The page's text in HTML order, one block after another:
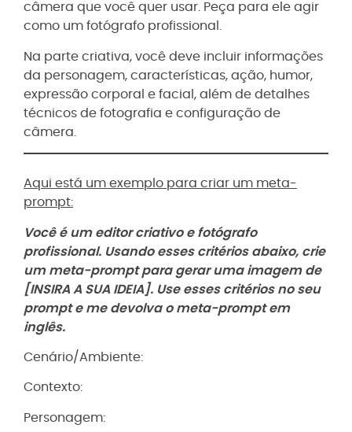
câmera que você quer usar. Peça para ele agir
como um fotógrafo profissional.
Na parte criativa, você deve incluir informações
da personagem, características, ação, humor,
expressão corporal e facial, além de detalhes
técnicos de fotografia e configuração de
câmera.
Aqui está um exemplo para criar um meta-
prompt:
Você é um editor criativo e fotógrafo
profissional. Usando esses critérios abaixo, crie
um meta-prompt para gerar uma imagem de
[INSIRA A SUA IDEIA]. Use esses critérios no seu
prompt e me devolva o meta-prompt em
inglês.
Cenário/Ambiente:
Contexto:
Personagem: